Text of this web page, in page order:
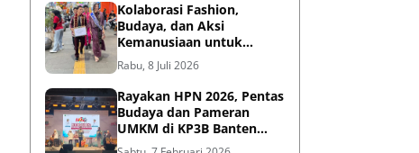
Kolaborasi Fashion,
Budaya, dan Aksi
Kemanusiaan untuk
Pasien Kanker Dhuafa
Rabu, 8 Juli 2026
Rayakan HPN 2026, Pentas
Budaya dan Pameran
UMKM di KP3B Banten
Sedot Antusiasme Warga